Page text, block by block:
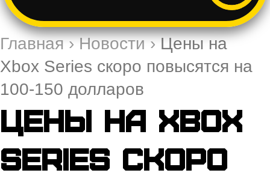
Главная›Новости›Цены на
Xbox Series скоро повысятся на
100-150 долларов
Цены на Xbox
Series скоро